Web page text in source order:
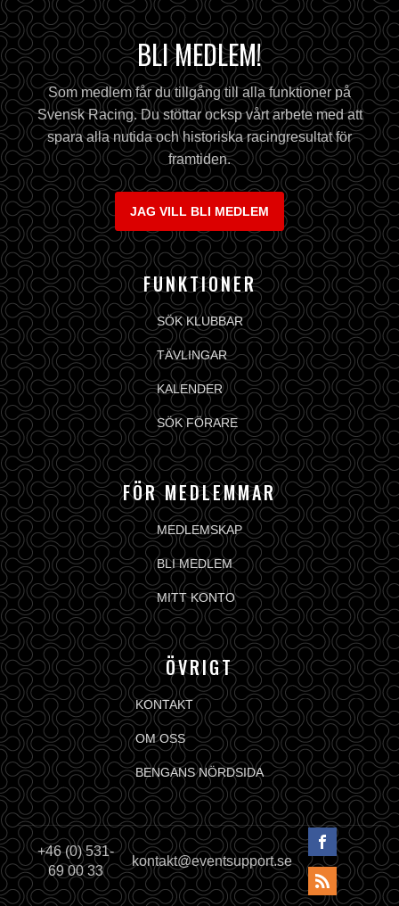
BLI MEDLEM!
Som medlem får du tillgång till alla funktioner på
Svensk Racing. Du stöttar ocksp vårt arbete med att
spara alla nutida och historiska racingresultat för
framtiden.
JAG VILL BLI MEDLEM
FUNKTIONER
SÖK KLUBBAR
TÄVLINGAR
KALENDER
SÖK FÖRARE
FÖR MEDLEMMAR
MEDLEMSKAP
BLI MEDLEM
MITT KONTO
ÖVRIGT
KONTAKT
OM OSS
BENGANS NÖRDSIDA
+46 (0) 531-
69 00 33
kontakt@eventsupport.se